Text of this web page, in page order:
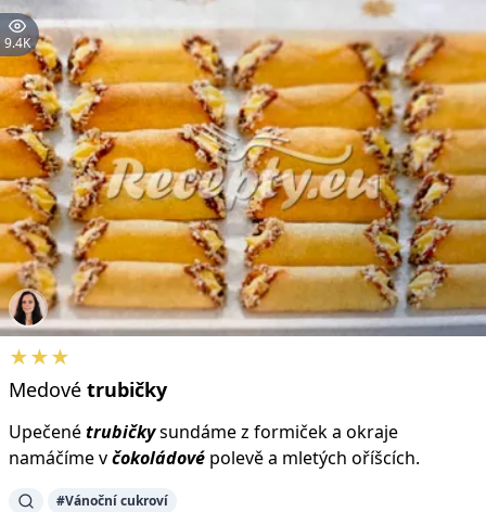
9.4K
★★★
Medové trubičky
Upečenétrubičkysundáme z formiček a okraje
namáčíme včokoládové polevě a mletých oříšcích.
#Vánoční cukroví